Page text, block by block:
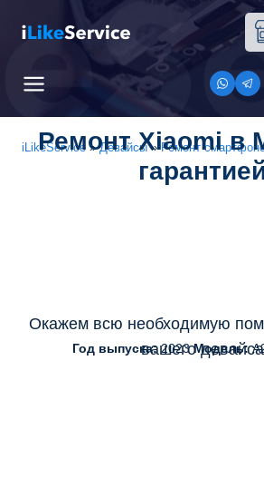
iLikeService »Девайсы»Ремонт
Ремонт Xiaomi в
Окажем всю необходимую
вашего девайса
Год выпуска:2023Модель: